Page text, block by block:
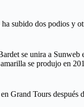
subido dos podios y
se produjo en
Grand Tours después